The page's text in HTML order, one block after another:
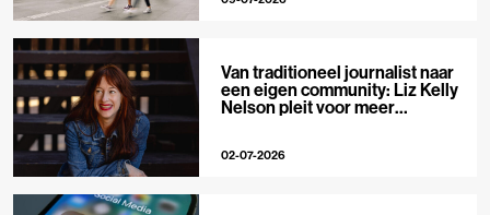
Van traditioneel journalist naar
een eigen community: Liz Kelly
Nelson pleit voor meer
02-07-2026